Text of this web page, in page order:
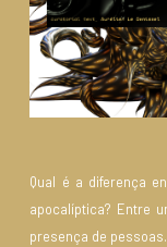
Qual é a diferença
apocalíptica? Entre
presença de